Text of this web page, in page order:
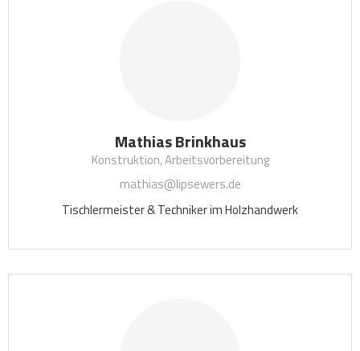
Mathias Brinkhaus
Konstruktion, Arbeitsvorbereitung
mathias@lipsewers.de
Tischlermeister & Techniker im Holzhandwerk